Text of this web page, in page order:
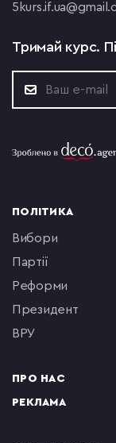
5
Тримай курс.
ПОЛІТИКА
вибори
партії
реформи
президент
ВРУ
ПРО НАС
РЕКЛАМА